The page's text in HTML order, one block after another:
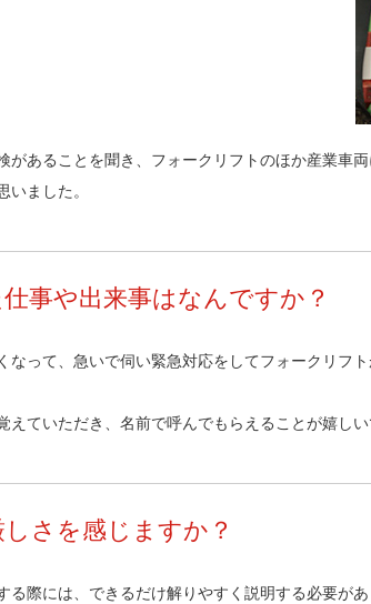
あることを聞き、フォークリフトのほか産業車
ました。
事や出来事はなんですか？
なって、急いで伺い緊急対応をしてフォークリフ
ていただき、名前で呼んでもらえることが嬉しい
さを感じますか？
際には、できるだけ解りやすく説明する必要があ